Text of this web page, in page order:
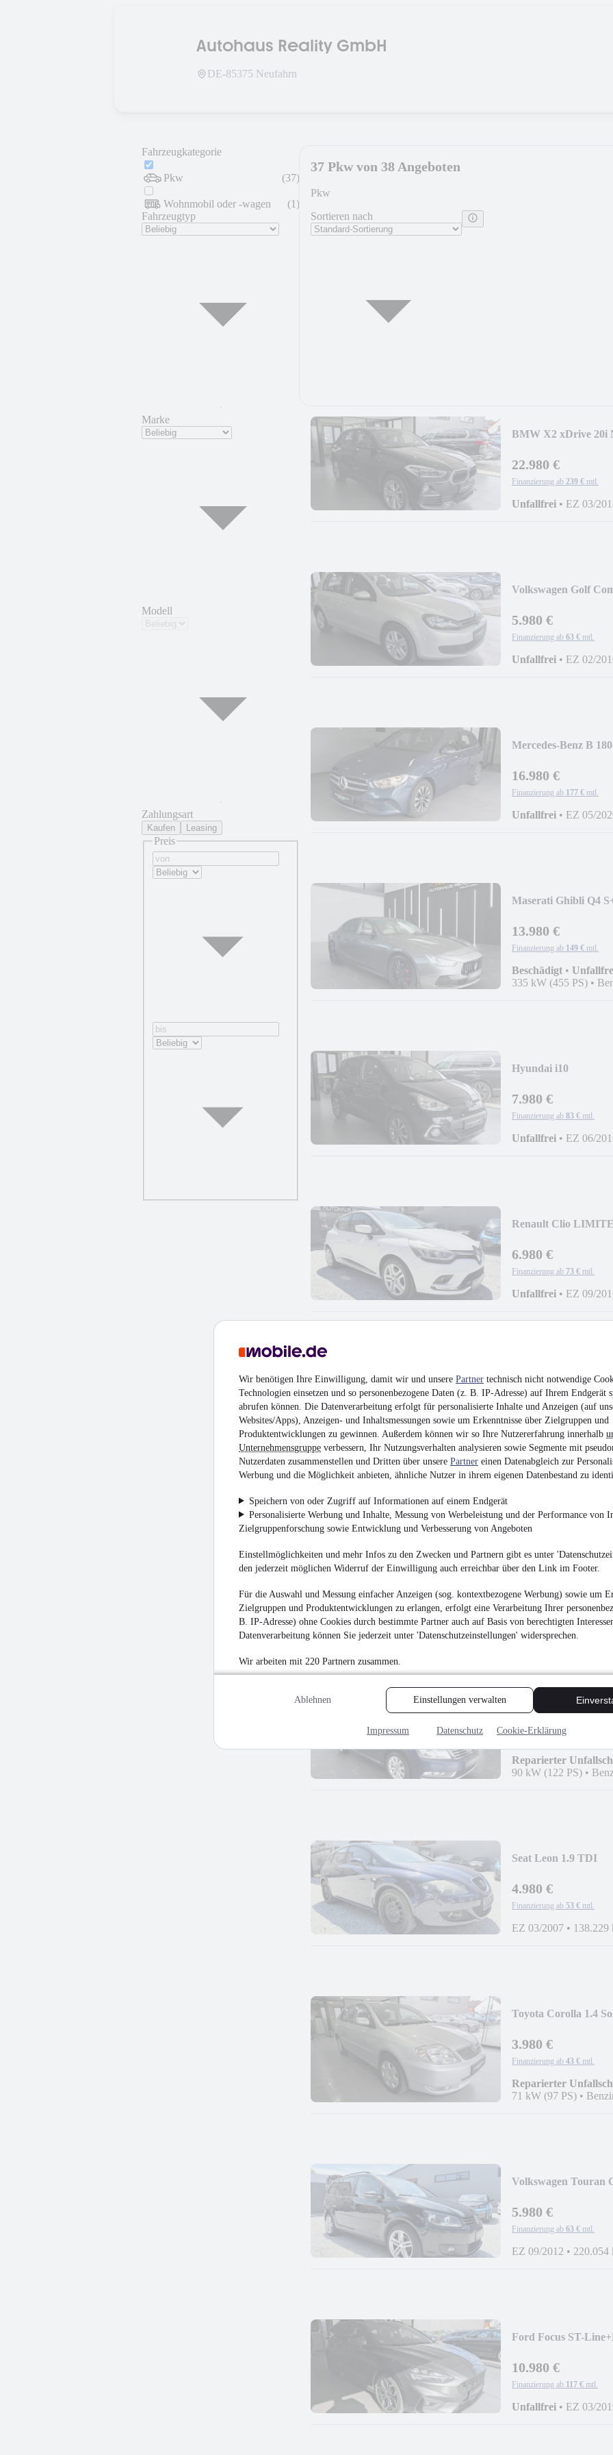
Wir benötigen Ihre Einwilligung, damit wir und unsere Partner technisch nicht notwendige
Technologien einsetzen und so personenbezogene Daten (z. B. IP-Adresse) auf Ihrem Endgerät
abrufen können. Die Datenverarbeitung erfolgt für personalisierte Inhalte und Anzeigen (auf
Websites/Apps), Anzeigen- und Inhaltsmessungen sowie um Erkenntnisse über Zielgruppen und
Produktentwicklungen zu gewinnen. Außerdem können wir so Ihre Nutzererfahrung innerhalb
Unternehmensgruppe verbessern, Ihr Nutzungsverhalten analysieren sowie Segmente mit
Nutzerdaten zusammenstellen und Dritten über unsere Partner einen Datenabgleich zur
Werbung und die Möglichkeit anbieten, ähnliche Nutzer in ihrem eigenen Datenbestand zu
Speichern von oder Zugriff auf Informationen auf einem Endgerät
Personalisierte Werbung und Inhalte, Messung von Werbeleistung und der Performance von
Zielgruppenforschung sowie Entwicklung und Verbesserung von Angeboten
Einstellmöglichkeiten und mehr Infos zu den Zwecken und Partnern gibt es unter
den jederzeit möglichen Widerruf der Einwilligung auch erreichbar über den Link im Footer.
Für die Auswahl und Messung einfacher Anzeigen (sog. kontextbezogene Werbung) sowie um
Zielgruppen und Produktentwicklungen zu erlangen, erfolgt eine Verarbeitung Ihrer
B. IP-Adresse) ohne Cookies durch bestimmte Partner auch auf Basis von berechtigten
Datenverarbeitung können Sie jederzeit unter 'Datenschutzeinstellungen' widersprechen.
Wir arbeiten mit 220 Partnern zusammen.
Ablehnen Einstellungen verwalten
Impressum Datenschutz Cookie-Erklärung
Autohaus Reality GmbH
DE-85375 Neufahrn
Fahrzeugkategorie
Pkw (37)
Wohnmobil oder -wagen (1)
Fahrzeugtyp
Marke
Modell
Zahlungsart
Kaufen Leasing
Preis
37 Pkw von 38 Angeboten
Pkw
Sortieren nach
BMW X2 xDrive
22.980 €
Finanzierung ab 239 € mtl.
Unfallfrei • EZ 03/
Volkswagen Golf
5.980 €
Finanzierung ab 63 € mtl.
Unfallfrei • EZ 02/
Mercedes-Benz B
16.980 €
Finanzierung ab 177 € mtl.
Unfallfrei • EZ 05/
Maserati Ghibli Q4
13.980 €
Finanzierung ab 149 € mtl.
Beschädigt •
335 kW (455 PS) •
Hyundai i10
7.980 €
Finanzierung ab 83 € mtl.
Unfallfrei • EZ 06/
Renault Clio
6.980 €
Finanzierung ab 73 € mtl.
Unfallfrei • EZ 09/
Dacia Sandero
FENST
4.980 €
Finanzierung ab 52 € mtl.
EZ 10/2013•153.964
Skoda Octavia
3.980 €
Unfallfrei• EZ 08/
Volkswagen Passat
Finanzierung ab 57 €
Reparierter
90 kW (122 PS) •
Seat Leon 1.9 TDI
4.980 €
Finanzierung ab 53 € mtl.
EZ 03/2007 • 138.229
Toyota Corolla 1.4
3.980 €
Finanzierung ab 43 € mtl.
Reparierter
71 kW (97 PS) •
Volkswagen
5.980 €
Finanzierung ab 63 € mtl.
EZ 09/2012 • 220.054
Ford Focus ST-
10.980 €
Finanzierung ab 117 € mtl.
Unfallfrei • EZ 03/